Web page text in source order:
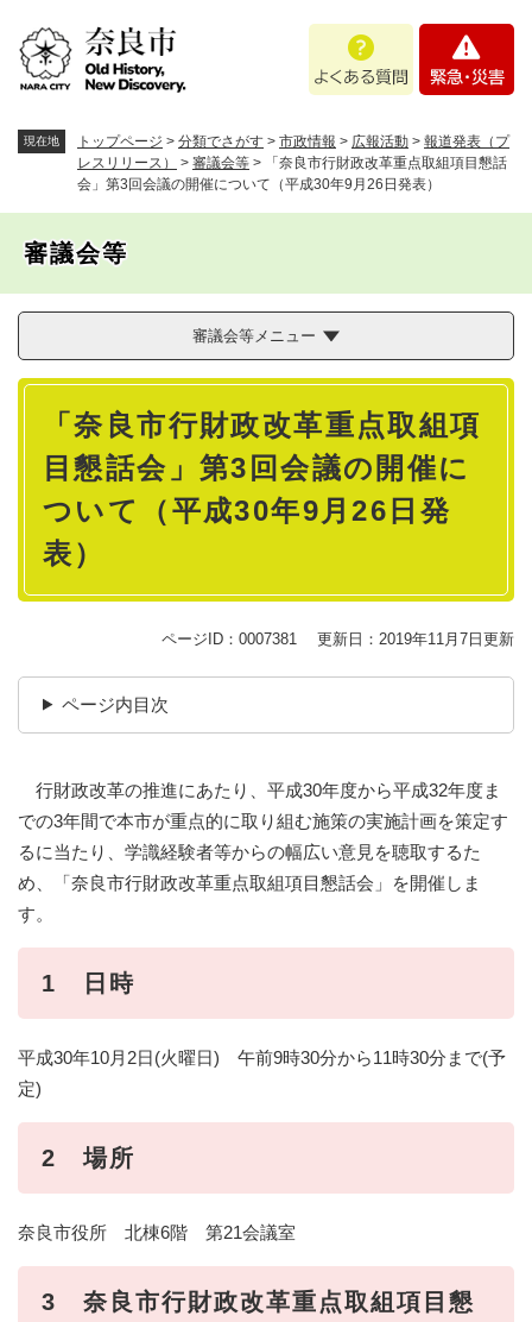
。
あ
問
・
現在地 トップページ > 分類でさがす > 市政情報 > 広報活動 > 報道発表（プ
レスリリース）
> 審議会等 >
「奈良市行財政改革重点取組項目懇話
会」第3回会議の開催について（平成30年9月26日発表）
審議会等
審議会等メニュー
本
「奈良市行財政改革重点取組項
目懇話会」第3回会議の開催に
ついて（平成30年9月26日発
表）
ページID：0007381 更新日：2019年11月7日更新
ページ内目次
行財政改革の推進にあたり、平成30年度から平成32年度ま
での3年間で本市が重点的に取り組む施策の実施計画を策定す
るに当たり、学識経験者等からの幅広い意見を聴取するた
め、「奈良市行財政改革重点取組項目懇話会」を開催しま
す。
1 日時
平成30年10月2日(火曜日) 午前9時30分から11時30分まで(予
定)
2 場所
奈良市役所 北棟6階 第21会議室
3 奈良市行財政改革重点取組項目懇